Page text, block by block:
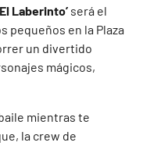
Laberinto’ será el
pequeños en la Plaza
un divertido
mágicos,
mientras te
la crew de